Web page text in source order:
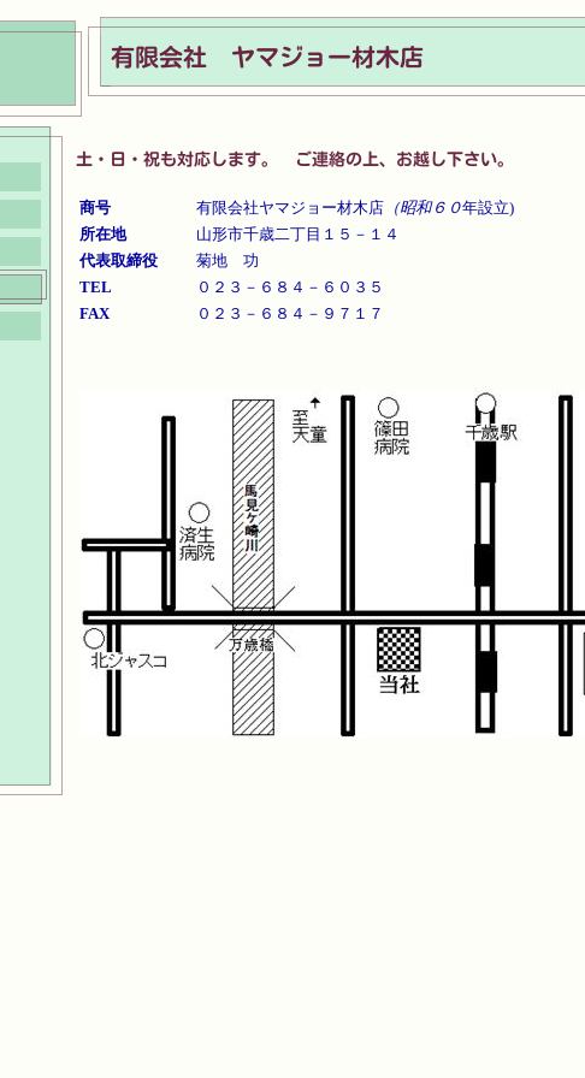
商号 有限会社ヤマジョー材木店 （昭和６０年設立)
所在地
山形市千歳二丁目１５－１４
代表取締役
菊地 功
TEL
０２３－６８４－６０３５
FAX
０２３－６８４－９７１７